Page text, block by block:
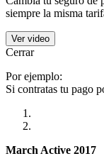
siempre la misma
Ver video
Cerrar
Por ejemplo:
Si contratas tu pago
March Active 2017